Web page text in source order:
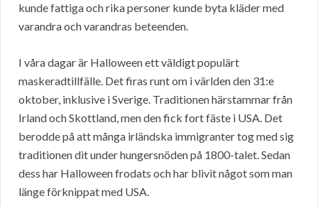
kunde fattiga och rika personer kunde byta kläder med
varandra och varandras beteenden.
I våra dagar är Halloween ett väldigt populärt
maskeradtillfälle. Det firas runt om i världen den 31:e
oktober, inklusive i Sverige. Traditionen härstammar från
Irland och Skottland, men den fick fort fäste i USA. Det
berodde på att många irländska immigranter tog med sig
traditionen dit under hungersnöden på 1800-talet. Sedan
dess har Halloween frodats och har blivit något som man
länge förknippat med USA.